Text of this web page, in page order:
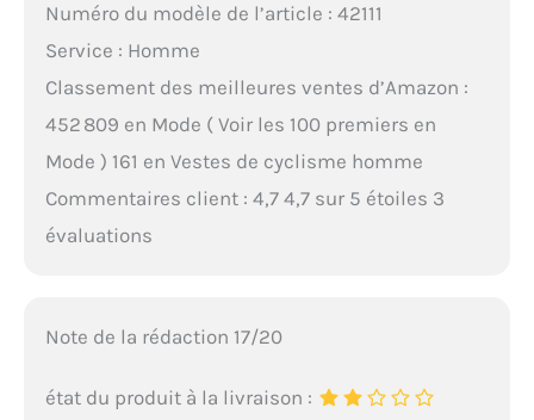
Numéro du modèle de l’article : 42111
Service : Homme
Classement des meilleures ventes d’Amazon :
452 809 en Mode ( Voir les 100 premiers en
Mode ) 161 en Vestes de cyclisme homme
Commentaires client : 4,7 4,7 sur 5 étoiles 3
évaluations
Note de la rédaction 17/20
état du produit à la livraison :